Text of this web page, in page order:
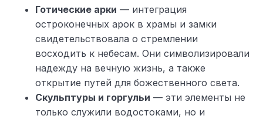
Готические арки — интеграция
остроконечных арок в храмы и замки
свидетельствовала о стремлении
восходить к небесам. Они символизировали
надежду на вечную жизнь, а также
открытие путей для божественного света.
Скульптуры и горгульи — эти элементы не
только служили водостоками, но и